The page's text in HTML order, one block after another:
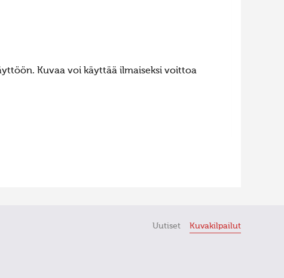
Kuvaa voi käyttää ilmaiseksi voittoa
Uutiset Kuvakilpailut